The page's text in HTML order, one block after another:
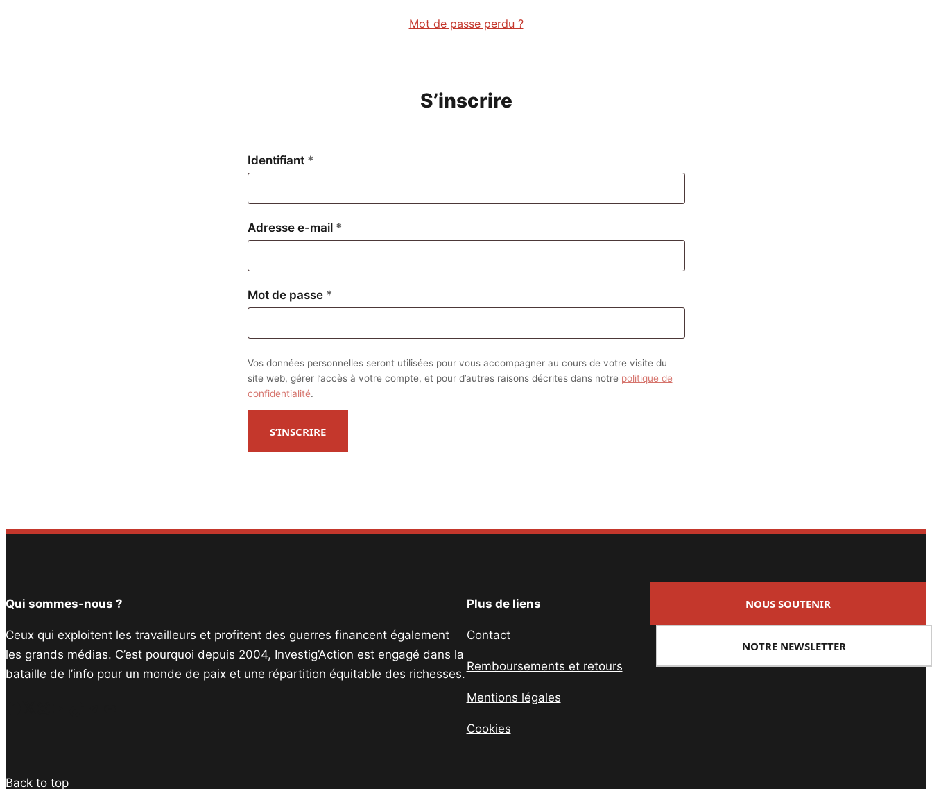
Mot de passe perdu ?
S’inscrire
Identifiant *
Adresse e-mail *
Mot de passe *
Vos données personnelles seront utilisées pour vous accompagner au cours de votre visite du
site web, gérer l’accès à votre compte, et pour d’autres raisons décrites dans notre politique de
confidentialité.
S’INSCRIRE
Qui sommes-nous ?
Ceux qui exploitent les travailleurs et profitent des guerres financent également
les grands médias. C’est pourquoi depuis 2004, Investig’Action est engagé dans la
bataille de l’info pour un monde de paix et une répartition équitable des richesses.
Plus de liens
Contact
Remboursements et retours
Mentions légales
Cookies
NOUS SOUTENIR
NOTRE NEWSLETTER
Back to top